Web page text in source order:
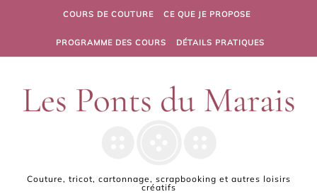
Skip to contentCOURS DE COUTURE CE QUE JE PROPOSE
PROGRAMME DES COURS DÉTAILS PRATIQUES
Couture, tricot, cartonnage, scrapbooking et autres loisirs
créatifs